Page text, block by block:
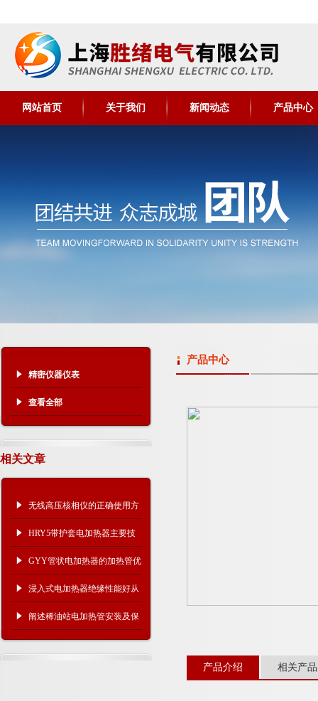
网站首页 关于我们 新闻动态 产品中心
精密仪器仪表
查看全部
相关文章
无线高压核相仪的正确使用方
法及其维护保养
HRY5带护套电加热器主要技
术参数
GYY管状电加热器的加热管优
势
浸入式电加热器绝缘性能好从
哪些方面体现
阐述稀油站电加热管安装及保
存知识
产品中心
产品介绍 相关产品